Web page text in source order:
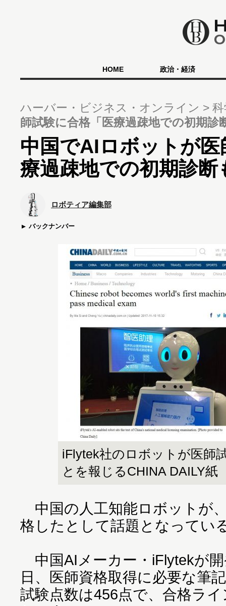
HOME 政治・経済
ハーバー・ビジネス・オンライン
師試験に合格「医療過疎地での初期診
中国でAIロボットが
療過疎地での初期診断
ロボティア編集部
バックナンバー
iFlytek社のロボットが医師
とを報じるCHINA DAILY紙
中国の人工知能ロボットが
格したとして話題となってい
中国AIメーカー・iFlytekが
日、医師資格取得に必要な筆
試験点数は456点で、合格ラ